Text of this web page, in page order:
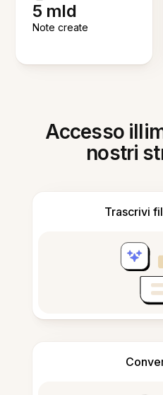
5 mld
Note create
Accesso
nostri
Trascrivi